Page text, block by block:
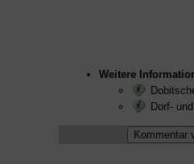
Weitere
Dorf-